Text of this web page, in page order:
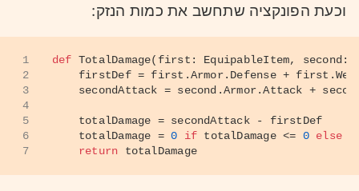
וכעת הפונקציה שתחשב את כמות הנזק:
1
2
3
4
5
6
7
def TotalDamage( first: EquipableItem, second:
firstDef = first.Armor.Defense +
secondAttack = second.Armor.Attack +
    totalDamage = secondAttack - firstDef
    totalDamage =
0 if totalDamage <= 0 else
return totalDamage